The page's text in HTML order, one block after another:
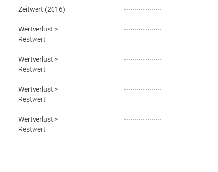
Zeitwert (2016)
Wertverlust >
Restwert
Wertverlust >
Restwert
Wertverlust >
Restwert
Wertverlust >
Restwert